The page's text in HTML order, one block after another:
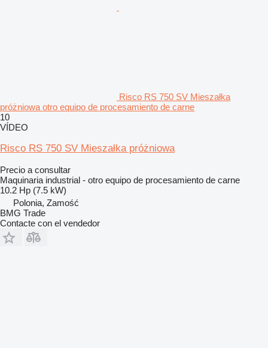
Risco RS 750 SV Mieszałka
próżniowa otro equipo de procesamiento de carne
10
VÍDEO
Risco RS 750 SV Mieszałka próżniowa
Precio a consultar
Maquinaria industrial - otro equipo de procesamiento de carne
10.2 Hp (7.5 kW)
Polonia, Zamość
BMG Trade
Contacte con el vendedor